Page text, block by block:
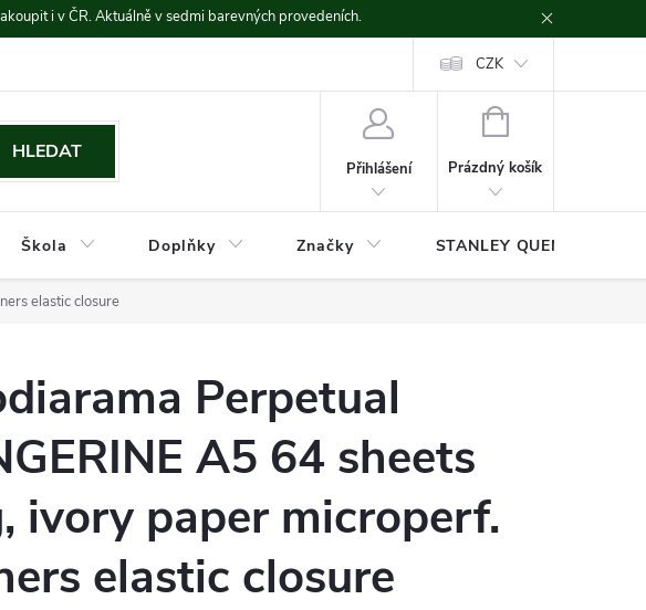
i v ČR. Aktuálně v sedmi barevných provedeních.
CZK
HLEDAT
Přihlášení
NÁKUPNÍ
Prázdný košík
Škola Doplňky Značky STANLEY QUENCHER
elastic closure
Perpetual
A5 64 sheets
ivory paper microperf.
elastic closure